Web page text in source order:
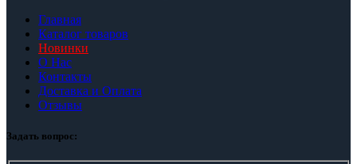
Главная
Каталог товаров
Новинки
О Нас
Контакты
Доставка и Оплата
Отзывы
Задать вопрос: